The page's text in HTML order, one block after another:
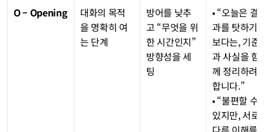
O – Opening
대화의 목적
을 명확히 여
는 단계
방어를 낮추
고 “무엇을 위
한 시간인지”
방향성을 세
팅
• “오늘은 결
과를 탓하기
보다는, 기준
과 사실을 함
께 정리하려
합니다.”
• “불편할 수
있지만, 서로